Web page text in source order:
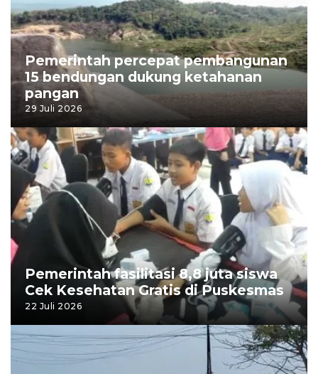
Pemerintah percepat pembangunan
15 bendungan dukung ketahanan
pangan
29 Juli 2026
Pemerintah fasilitasi 8,8 juta siswa
Cek Kesehatan Gratis di Puskesmas
22 Juli 2026